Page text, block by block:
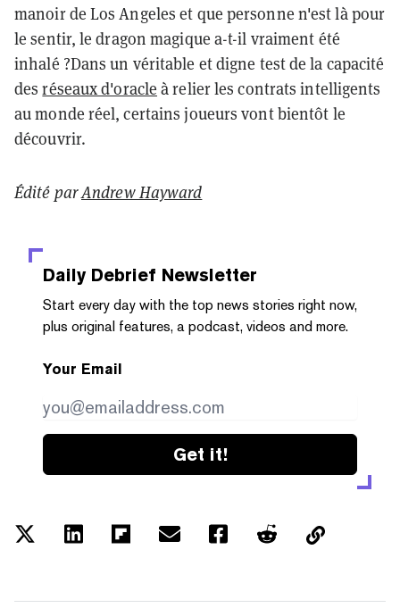
manoir de Los Angeles et que personne n'est là pour
le sentir, le dragon magique a-t-il vraiment été
inhalé ?Dans un véritable et digne test de la capacité
desréseaux d'oracle à relier les contrats intelligents
au monde réel, certains joueurs vont bientôt le
découvrir.
Édité parAndrew Hayward
Daily Debrief Newsletter
Start every day with the top news stories right now,
plus original features, a podcast, videos and more.
Your Email
Get it!